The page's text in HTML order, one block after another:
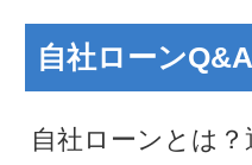
自社ローンQ&A
自社ローンとは